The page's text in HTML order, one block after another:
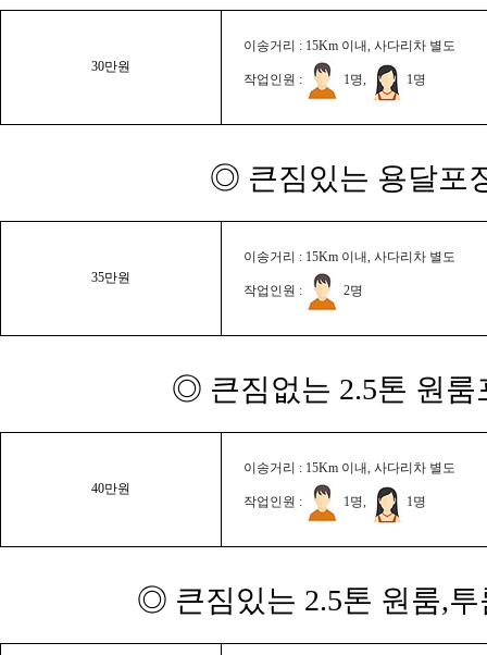
30만원
이송거리 : 15Km 이내, 사다리차 별도
작업인원 : 1명, 1명
◎ 큰짐있는 용달포
35만원
이송거리 : 15Km 이내, 사다리차 별도
작업인원 : 2명
◎ 큰짐없는 2.5톤 원룸
40만원
이송거리 : 15Km 이내, 사다리차 별도
작업인원 : 1명, 1명
◎ 큰짐있는 2.5톤 원룸,